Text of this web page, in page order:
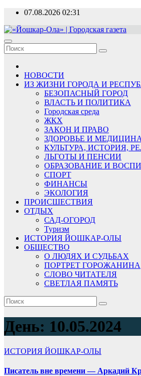
Перейти
содержимому
07.08.2026 02:31
«Йошкар-Ола» | Городская газета
Новости, события, люди
НОВОСТИ
ИЗ ЖИЗНИ ГОРОДА И
БЕЗОПАСНЫЙ ГОРОД
ВЛАСТЬ И ПОЛИТИКА
Городская среда
ЖКХ
ЗАКОН И ПРАВО
ЗДОРОВЬЕ И МЕДИЦИНА
КУЛЬТУРА, ИСТОРИЯ,
ЛЬГОТЫ И ПЕНСИИ
ОБРАЗОВАНИЕ И
СПОРТ
ФИНАНСЫ
ЭКОЛОГИЯ
ПРОИСШЕСТВИЯ
ОТДЫХ
САД-ОГОРОД
Туризм
ИСТОРИЯ ЙОШКАР-ОЛЫ
ОБЩЕСТВО
О ЛЮДЯХ И СУДЬБАХ
ПОРТРЕТ ГОРОЖАНИНА
СЛОВО ЧИТАТЕЛЯ
СВЕТЛАЯ ПАМЯТЬ
День: 10.05.2024
ИСТОРИЯ ЙОШКАР-ОЛЫ
Писатель вне времени — Аркадий